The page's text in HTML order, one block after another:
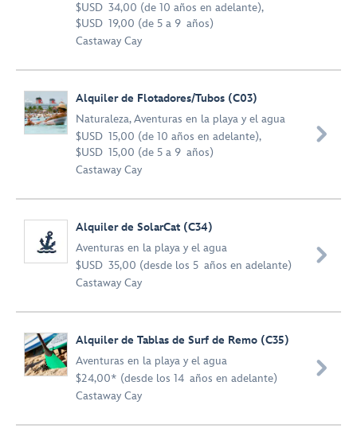
$USD 34,00 (de 10 años en adelante),
$USD 19,00 (de 5 a 9 años)
Castaway Cay
Alquiler de Flotadores/Tubos (C03)
Naturaleza,Aventuras en la playa y el agua
$USD 15,00 (de 10 años en adelante),
$USD 15,00 (de 5 a 9 años)
Castaway Cay

Alquiler de SolarCat (C34)
Aventuras en la playa y el agua
$USD 35,00 (desde los 5 años en adelante)
Castaway Cay

Alquiler de Tablas de Surf de Remo (C35)
Aventuras en la playa y el agua
$24,00* (desde los 14 años en adelante)
Castaway Cay
